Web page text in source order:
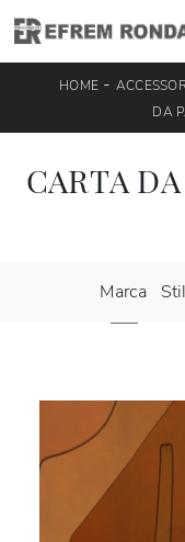
HOME -
DA
CARTA
Marca